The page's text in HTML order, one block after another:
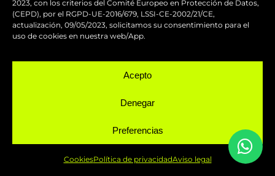
2023, con los criterios del Comité Europeo en Protección de Datos,
(CEPD), por el RGPD-UE-2016/679, LSSI-CE-2002/21/CE,
actualización, 09/05/2023, solicitamos su consentimiento para el
uso de cookies en nuestra web/App.
Acepto
Denegar
Preferencias
CookiesPolítica de privacidadAviso legal
Dirección
Carrer Indústria, 8
(+34) 662 047 353
Nuestro horario de atención es de 6h. a 14h. Fuera